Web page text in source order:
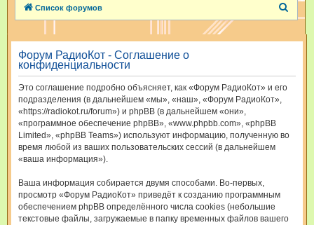
Список форумов
и
к
Форум РадиоКот - Соглашение о
конфиденциальности
Это соглашение подробно объясняет, как «Форум РадиоКот» и его
подразделения (в дальнейшем «мы», «наш», «Форум РадиоКот»,
«https://radiokot.ru/forum») и phpBB (в дальнейшем «они»,
«программное обеспечение phpBB», «www.phpbb.com», «phpBB
Limited», «phpBB Teams») используют информацию, полученную во
время любой из ваших пользовательских сессий (в дальнейшем
«ваша информация»).
Ваша информация собирается двумя способами. Во-первых,
просмотр «Форум РадиоКот» приведёт к созданию программным
обеспечением phpBB определённого числа cookies (небольшие
текстовые файлы, загружаемые в папку временных файлов вашего